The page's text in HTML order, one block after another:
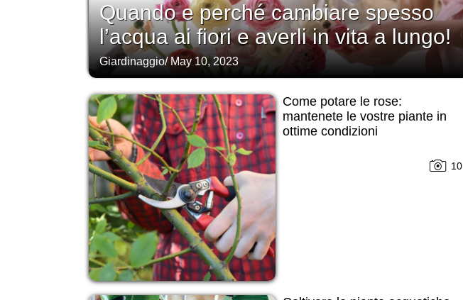
Quando e perché cambiare spesso
l’acqua ai fiori e averli in vita a lungo!
Giardinaggio/ May 10, 2023
Come potare le rose:
mantenete le vostre piante in
ottime condizioni
10